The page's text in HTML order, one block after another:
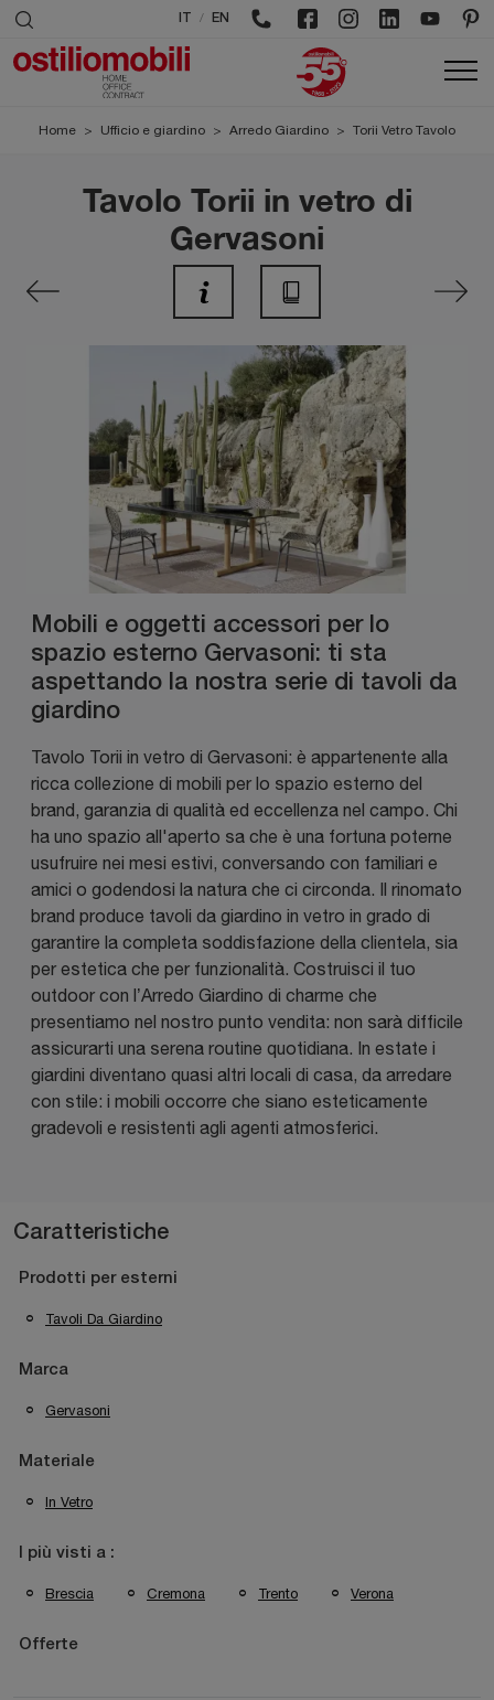
/ EN
Home > Ufficio e giardino > Arredo Giardino > Torii Vetro Tavolo
Tavolo Torii in vetro di
Gervasoni
Mobili e oggetti accessori per lo
spazio esterno Gervasoni: ti sta
aspettando la nostra serie di tavoli da
giardino
Tavolo Torii in vetro di Gervasoni: è appartenente alla
ricca collezione di mobili per lo spazio esterno del
brand, garanzia di qualità ed eccellenza nel campo. Chi
ha uno spazio all'aperto sa che è una fortuna poterne
usufruire nei mesi estivi, conversando con familiari e
amici o godendosi la natura che ci circonda. Il rinomato
brand produce tavoli da giardino in vetro in grado di
garantire la completa soddisfazione della clientela, sia
per estetica che per funzionalità. Costruisci il tuo
outdoor con l’Arredo Giardino di charme che
presentiamo nel nostro punto vendita: non sarà difficile
assicurarti una serena routine quotidiana. In estate i
giardini diventano quasi altri locali di casa, da arredare
con stile: i mobili occorre che siano esteticamente
gradevoli e resistenti agli agenti atmosferici.
Caratteristiche
Prodotti per esterni
Tavoli Da Giardino
Marca
Gervasoni
Materiale
In Vetro
I più visti a :
Brescia Cremona Trento Verona
Offerte